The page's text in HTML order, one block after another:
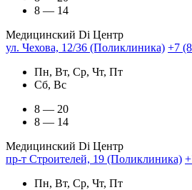
8 — 14
Медицинский Di Центр
ул. Чехова, 12/36 (Поликлиника) +7
Пн, Вт, Ср, Чт, Пт
Сб, Вс
8 — 20
8 — 14
Медицинский Di Центр
пр-т Строителей, 19 (Поликлиника)
Пн, Вт, Ср, Чт, Пт